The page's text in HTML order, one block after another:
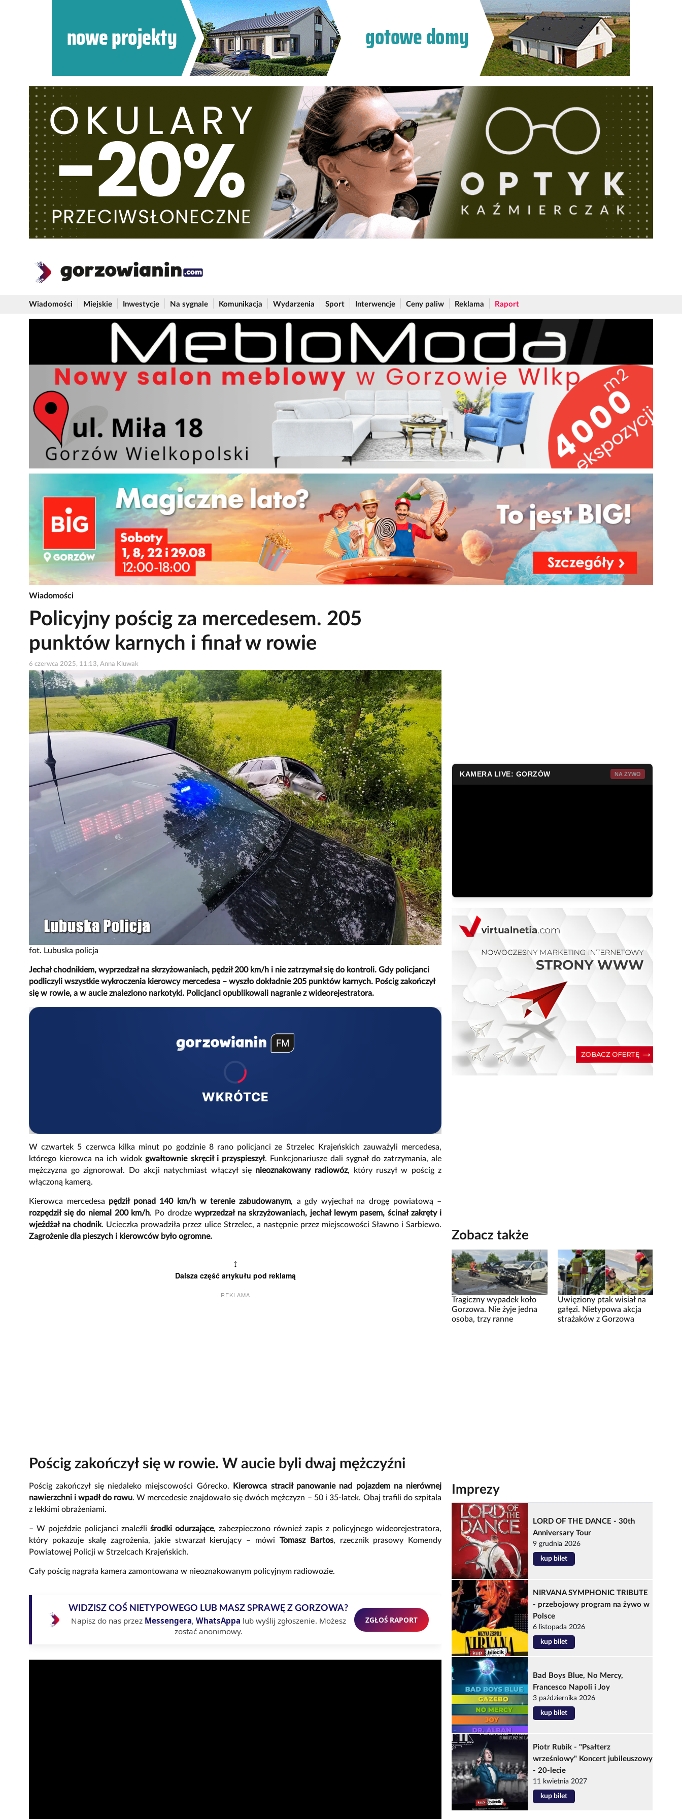
Wiadomości Miejskie Inwestycje Na sygnale Komunikacja Wydarzenia Sport Interwencje Ceny paliw Reklama Raport
Wiadomości
Policyjny pościg za mercedesem. 205
punktów karnych i finał w rowie
6 czerwca 2025, 11:13, Anna Kluwak
fot. Lubuska policja
Jechał chodnikiem, wyprzedzał na skrzyżowaniach, pędził 200 km/h i nie zatrzymał się do kontroli. Gdy policjanci
podliczyli wszystkie wykroczenia kierowcy mercedesa – wyszło dokładnie 205 punktów karnych. Pościg zakończył
się w rowie, a w aucie znaleziono narkotyki. Policjanci opublikowali nagranie z wideorejestratora.
WKRÓTCE
W czwartek 5 czerwca kilka minut po godzinie 8 rano policjanci ze Strzelec Krajeńskich zauważyli mercedesa,
którego kierowca na ich widok gwałtownie skręcił i przyspieszył. Funkcjonariusze dali sygnał do zatrzymania, ale
mężczyzna go zignorował. Do akcji natychmiast włączył się nieoznakowany radiowóz, który ruszył w pościg z
włączoną kamerą.
Kierowca mercedesa pędził ponad 140 km/h w terenie zabudowanym, a gdy wyjechał na drogę powiatową –
rozpędził się do niemal 200 km/h. Po drodzewyprzedzał na skrzyżowaniach, jechał lewym pasem, ścinał zakręty i
wjeżdżał na chodnik. Ucieczka prowadziła przez ulice Strzelec, a następnie przez miejscowości Sławno i Sarbiewo.
Zagrożenie dla pieszych i kierowców było ogromne.
↕
Dalsza część artykułu pod reklamą
REKLAMA
Pościg zakończył się w rowie. W aucie byli dwaj mężczyźni
Pościg zakończył się niedaleko miejscowości Górecko.
Kierowca stracił panowanie nad pojazdem na nierównej
nawierzchni i wpadł do rowu. W mercedesie znajdowało się dwóch mężczyzn – 50 i 35-latek. Obaj trafili do szpitala
z lekkimi obrażeniami.
– W pojeździe policjanci znaleźliśrodki odurzające, zabezpieczono również zapis z policyjnego wideorejestratora,
który pokazuje skalę zagrożenia, jakie stwarzał kierujący – mówi Tomasz Bartos, rzecznik prasowy Komendy
Powiatowej Policji w Strzelcach Krajeńskich.
Cały pościg nagrała kamera zamontowana w nieoznakowanym policyjnym radiowozie.
WIDZISZ COŚ NIETYPOWEGO LUB MASZ SPRAWĘ Z GORZOWA?
Napisz do nas przez Messengera, WhatsAppa lub wyślij zgłoszenie. Możesz
zostać anonimowy.
ZGŁOŚ RAPORT
KAMERA LIVE: GORZÓW NA ŻYWO
Zobacz także
Tragiczny wypadek koło
Gorzowa. Nie żyje jedna
osoba, trzy ranne
Uwięziony ptak wisiał na
gałęzi. Nietypowa akcja
strażaków z Gorzowa
Imprezy
LORD OF THE DANCE - 30th
Anniversary Tour
9 grudnia 2026
kup bilet
NIRVANA SYMPHONIC TRIBUTE
- przebojowy program na żywo w
Polsce
6 listopada 2026
kup bilet
Bad Boys Blue, No Mercy,
Francesco Napoli i Joy
3 października 2026
kup bilet
Piotr Rubik - "Psałterz
wrześniowy" Koncert jubileuszowy
- 20-lecie
11 kwietnia 2027
kup bilet